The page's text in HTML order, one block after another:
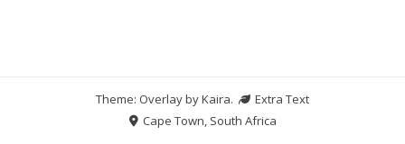
Theme: Overlay byKaira.
Extra Text
Cape Town, South Africa